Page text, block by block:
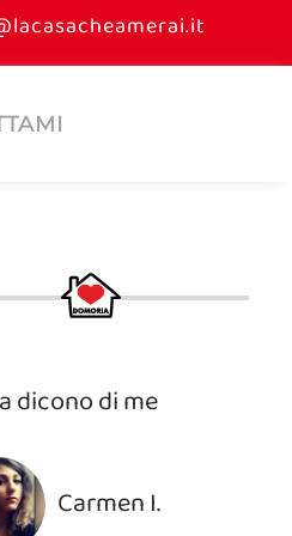
dicono di me
Carmen I.